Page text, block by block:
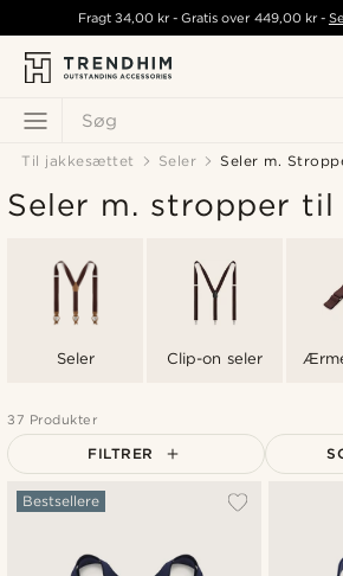
Søg
Fragt34,00 kr - Gratis over 449,00 kr-
Til jakkesættet Seler Seler m.
Seler m. stropper til
Seler Clip-on seler
37 Produkter
FILTRER
Bestsellere